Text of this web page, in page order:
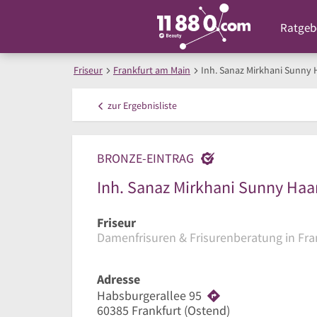
Friseur Frankfurt am Main Inh. Sanaz Mirkhani Sunny
zur Ergebnisliste
BRONZE-EINTRAG
Inh. Sanaz Mirkhani Sunny
Friseur
Damenfrisuren & Frisurenberatung in
Adresse
Habsburgerallee 95
60385 Frankfurt (Ostend)